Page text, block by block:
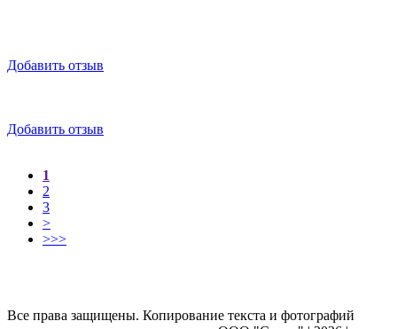
Добавить отзыв
Добавить отзыв
1
2
3
>
>>>
Все права защищены. Копирование текста и фотографий